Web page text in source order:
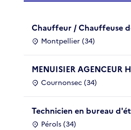
Chauffeur / Chauffeuse
Montpellier (34)
MENUISIER AGENCEUR
Cournonsec (34)
Technicien en bureau
Pérols (34)